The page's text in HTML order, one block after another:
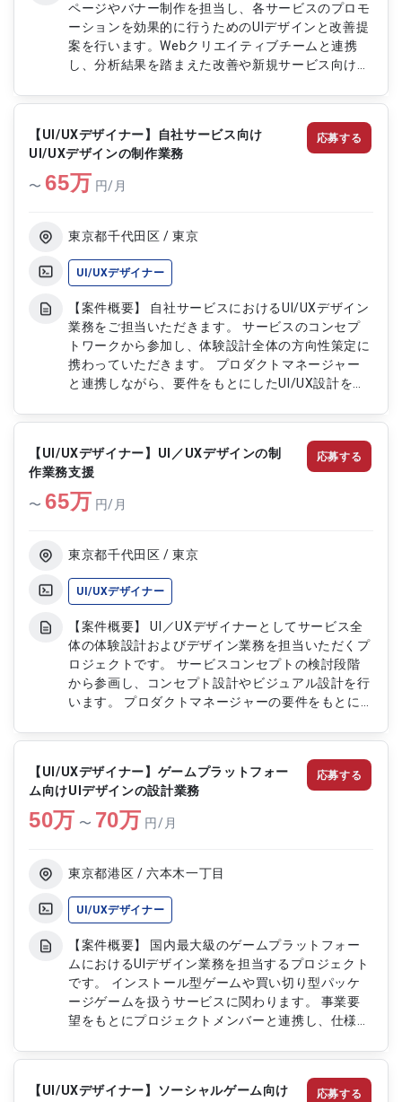
ページやバナー制作を担当し、各サービスのプロモ
ーションを効果的に行うためのUIデザインと改善提
案を行います。Webクリエイティブチームと連携
し、分析結果を踏まえた改善や新規サービス向けの
ンペーン訴求ページのワイヤーフレーム作成 ・
HTML/CSSコーディング ・バナー制作（国内外展
開用含む） ・デザイナー・エンジニアとの仕様調
整 ・案件定義、基本設計、詳細設計 ・保守改修 ・
GA等を用いた効果検証と改善提案
【UI/UXデザイナー】自社サービス向け
UI/UXデザインの制作業務
〜 65万 円/月
東京都千代田区 / 東京
UI/UXデザイナー
【案件概要】 自社サービスにおけるUI/UXデザイン
業務をご担当いただきます。 サービスのコンセプ
トワークから参加し、体験設計全体の方向性策定に
携わっていただきます。 プロダクトマネージャー
と連携しながら、要件をもとにしたUI/UX設計を行
ロダクト品質向上に貢献いただくポジションです。
【作業内容】 ・サービスコンセプトワークへの参
加およびコンセプトボード作成 ・コンセプト動画
のディレクション ・ワイヤーフレームをもとにし
たUI/UX設計 ・Figma等を用いたモックアップおよ
びプロトタイプ作成 ・デザインガイドライン作成
応募する
【UI/UXデザイナー】UI／UXデザインの制
作業務支援
〜 65万 円/月
東京都千代田区 / 東京
UI/UXデザイナー
【案件概要】 UI／UXデザイナーとしてサービス全
体の体験設計およびデザイン業務を担当いただくプ
ロジェクトです。 サービスコンセプトの検討段階
から参画し、コンセプト設計やビジュアル設計を行
います。 プロダクトマネージャーの要件をもとにUI
しながらプロダクト品質向上に貢献できるポジショ
クへの参加およびコンセプトボード作成 ・コンセ
プト動画のディレクション対応 ・ワイヤーフレー
ムをもとにしたUI／UX設計 ・Figma等を用いたモ
ックアップおよびプロトタイプ作成 ・デザインガ
応募する
【UI/UXデザイナー】ゲームプラットフォー
ム向けUIデザインの設計業務
50万 〜 70万 円/月
東京都港区 / 六本木一丁目
UI/UXデザイナー
【案件概要】 国内最大級のゲームプラットフォー
ムにおけるUIデザイン業務を担当するプロジェクト
です。 インストール型ゲームや買い切り型パッケ
ージゲームを扱うサービスに関わります。 事業要
望をもとにプロジェクトメンバーと連携し、仕様検
え、プロジェクト推進や上流工程にも関与できるポ
イン設計および制作 ・LPやガイドページのデザイ
応募する
【UI/UXデザイナー】ソーシャルゲーム向け 応募する